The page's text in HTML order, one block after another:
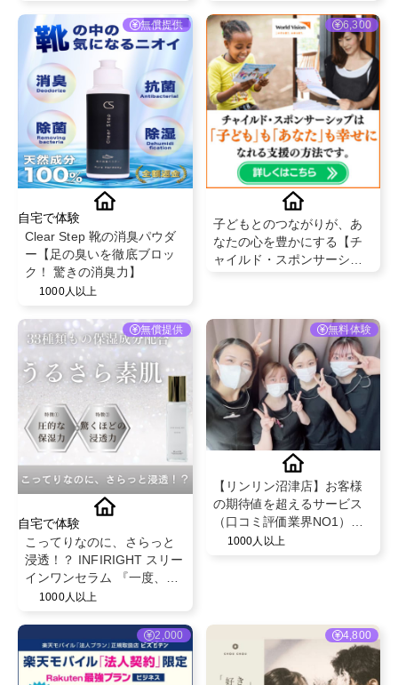
無償提供
自宅で体験
Clear Step 靴の消臭パウダ
ー【足の臭いを徹底ブロッ
ク！ 驚きの消臭力】
1000人以上
6,300
子どもとのつながりが、あ
なたの心を豊かにする【チ
ャイルド・スポンサーシッ
無償提供
自宅で体験
こってりなのに、さらっと
浸透！？ INFIRIGHT スリー
インワンセラム 『一度、体
感するとやめられない』
1000人以上
無料体験
【リンリン沼津店】お客様
の期待値を超えるサービス
（口コミ評価業界NO1）と
既存のお客様からの紹介率
1000人以上
2,000 4,800